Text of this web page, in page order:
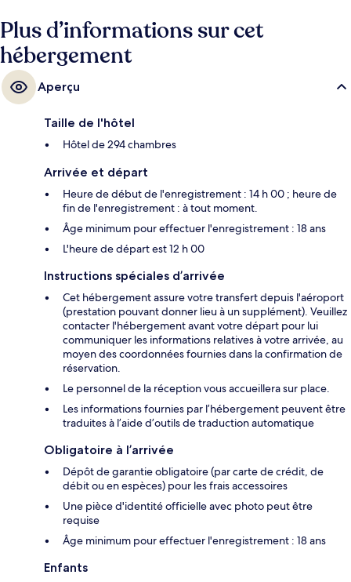
Plus d’informations sur cet
hébergement
Aperçu
Taille de l'hôtel
Hôtel de 294 chambres
Arrivée et départ
Heure de début de l'enregistrement : 14 h 00 ; heure de
fin de l'enregistrement : à tout moment.
Âge minimum pour effectuer l'enregistrement : 18 ans
L'heure de départ est 12 h 00
Instructions spéciales d’arrivée
Cet hébergement assure votre transfert depuis l'aéroport
(prestation pouvant donner lieu à un supplément). Veuillez
contacter l'hébergement avant votre départ pour lui
communiquer les informations relatives à votre arrivée, au
moyen des coordonnées fournies dans la confirmation de
réservation.
Le personnel de la réception vous accueillera sur place.
Les informations fournies par l’hébergement peuvent être
traduites à l’aide d’outils de traduction automatique
Obligatoire à l’arrivée
Dépôt de garantie obligatoire (par carte de crédit, de
débit ou en espèces) pour les frais accessoires
Une pièce d'identité officielle avec photo peut être
requise
Âge minimum pour effectuer l'enregistrement : 18 ans
Enfants